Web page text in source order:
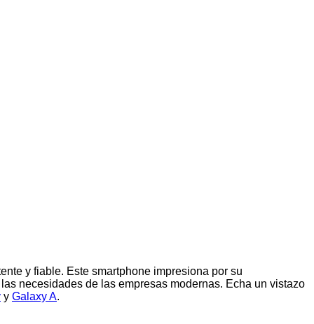
y fiable. Este smartphone impresiona por su
necesidades de las empresas modernas. Echa un vistazo
y Galaxy A.